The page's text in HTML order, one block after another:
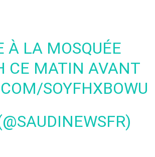
À LA MOSQUÉE
CE MATIN AVANT
SOYFHXBOWU